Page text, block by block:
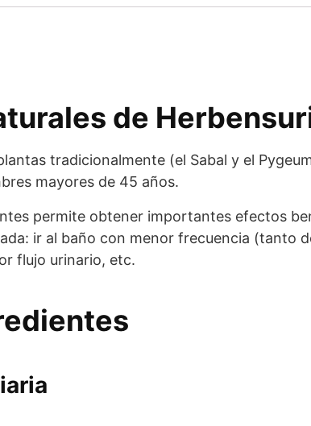
de
tradicionalmente (el Sabal y el
mayores de 45 años.
permite obtener importantes efectos
ir al baño con menor frecuencia (tanto
flujo urinario, etc.